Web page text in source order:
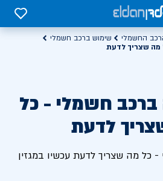
0
החשמלי
שימוש ברכב חשמלי
מה שצריך לדעת
ברכב חשמלי - כל
לדעת
כל מה שצריך לדעת עכשיו במגזין